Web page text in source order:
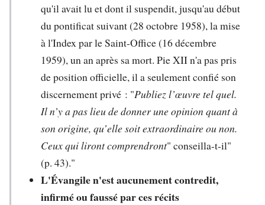
qu'il avait lu et dont il suspendit, jusqu'au début
du pontificat suivant (28 octobre 1958), la mise
à l'Index par le Saint-Office (16 décembre
1959), un an après sa mort. Pie XII n'a pas pris
de position officielle, il a seulement confié son
discernement privé : "Publiez l’œuvre tel quel.
Il n’y a pas lieu de donner une opinion quant à
son origine, qu’elle soit extraordinaire ou non.
Ceux qui liront comprendront" conseilla-t-il"
(p. 43)."
L'Évangile n'est aucunement contredit,
infirmé ou faussé par ces récits